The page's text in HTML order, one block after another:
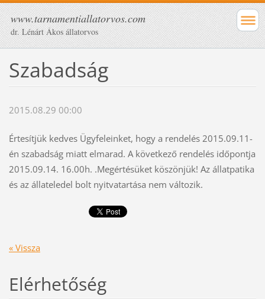
www.tarnamentiallatorvos.com
dr. Lénárt Ákos állatorvos
Szabadság
2015.08.29 00:00
Értesítjük kedves Ügyfeleinket, hogy a rendelés 2015.09.11-
én szabadság miatt elmarad. A következő rendelés időpontja
2015.09.14. 16.00h. .Megértésüket köszönjük! Az állatpatika
és az állateledel bolt nyitvatartása nem változik.
« Vissza
Elérhetőség